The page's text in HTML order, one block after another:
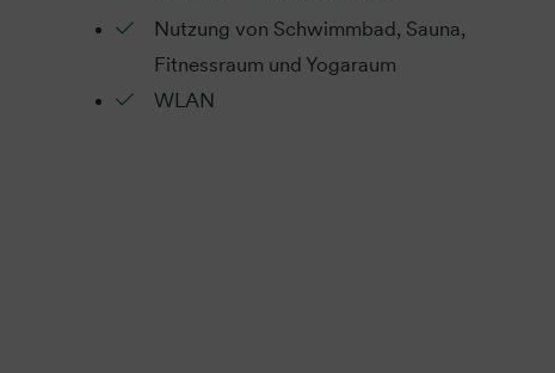
Nutzung von Schwimmbad, Sauna,
Fitnessraum und Yogaraum
WLAN